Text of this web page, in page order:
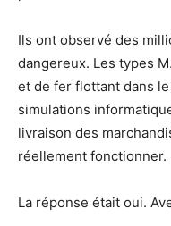
Ils ont observé des
dangereux. Les types
et de fer flottant dans
simulations
livraison des
réellement fonctionner.
La réponse était oui.